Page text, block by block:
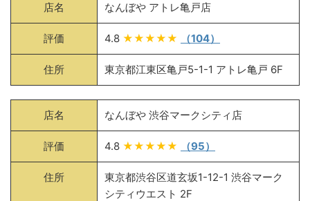
店名 なんぼや アトレ亀戸店
評価 4.8 ★★★★★ （104）
住所 東京都江東区亀戸5-1-1 アトレ亀戸 6F
店名 なんぼや 渋谷マークシティ店
評価 4.8 ★★★★★ （95）
住所
東京都渋谷区道玄坂1-12-1 渋谷マーク
シティウエスト 2F